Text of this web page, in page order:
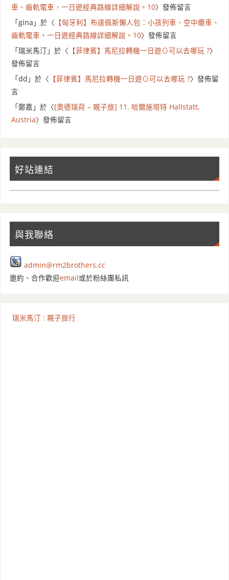
車、齒軌電車，一日遊經典路線詳細解說。10〉發佈留言
「 gina 」於〈 【匈牙利】布達佩斯懶人包：小孩列車、空中纜車、
齒軌電車，一日遊經典路線詳細解說。10〉發佈留言
「 瑞米馬汀 」於〈 【菲律賓】馬尼拉轉機一日遊⊙可以去哪玩 ?〉
發佈留言
「 dd 」於〈 【菲律賓】馬尼拉轉機一日遊⊙可以去哪玩 ?〉發佈留
言
「 鄭嘉 」於〈[奧德瑞荷 – 親子旅] 11. 哈爾施塔特 Hallstatt,
Austria〉發佈留言
好站連結
與我聯絡
admin@rm2brothers.cc
邀約、合作歡迎email或於粉絲團私訊
瑞米馬汀 : 親子旅行